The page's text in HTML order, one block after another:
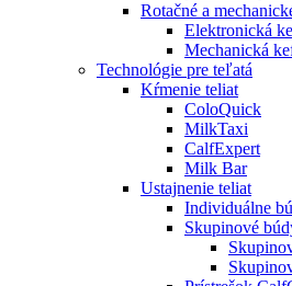
Rotačné a
Elektronická
Mechanická
Technológie pre teľatá
Kŕmenie teliat
ColoQuick
MilkTaxi
CalfExpert
Milk Bar
Ustajnenie teliat
Individuálne
Skupinové